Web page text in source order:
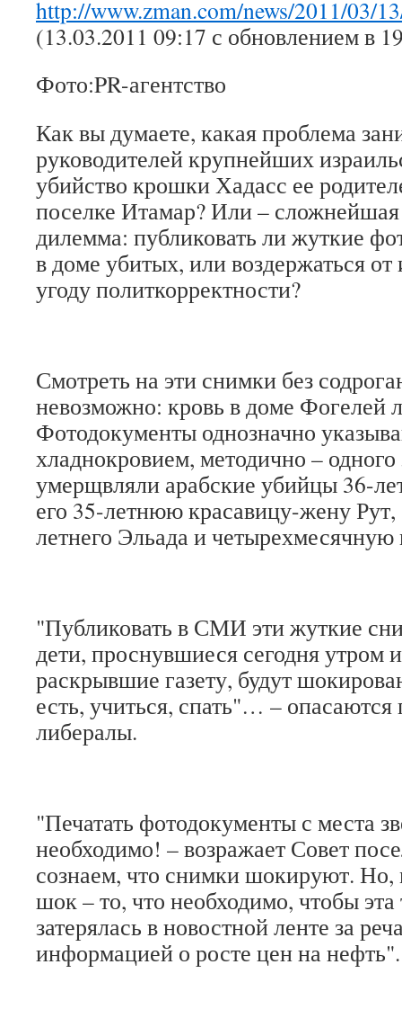
http://www.zman.com/news/2011/03/
(13.03.2011 09:17 с обновлением в
Фото:PR-агентство
Как вы думаете, какая проблема
руководителей крупнейших
убийство крошки Хадасс ее
поселке Итамар? Или – сложнейшая
дилемма: публиковать ли жуткие
в доме убитых, или воздержаться
угоду политкорректности?
Смотреть на эти снимки без
невозможно: кровь в доме Фогелей
Фотодокументы однозначно
хладнокровием, методично –
умерщвляли арабские убийцы 36-
его 35-летнюю красавицу-жену
летнего Эльада и
"Публиковать в СМИ эти жуткие
дети, проснувшиеся сегодня утром
раскрывшие газету, будут
есть, учиться, спать"… –
либералы.
"Печатать фотодокументы с места
необходимо! – возражает Совет
сознаем, что снимки шокируют.
шок – то, что необходимо, чтобы эта
затерялась в новостной ленте за
информацией о росте цен на нефть".